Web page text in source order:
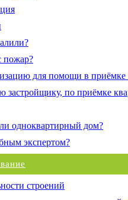
пожар?
для помощи в приёмке
застройщику, по приёмке
одноквартирный дом?
экспертом?
строений